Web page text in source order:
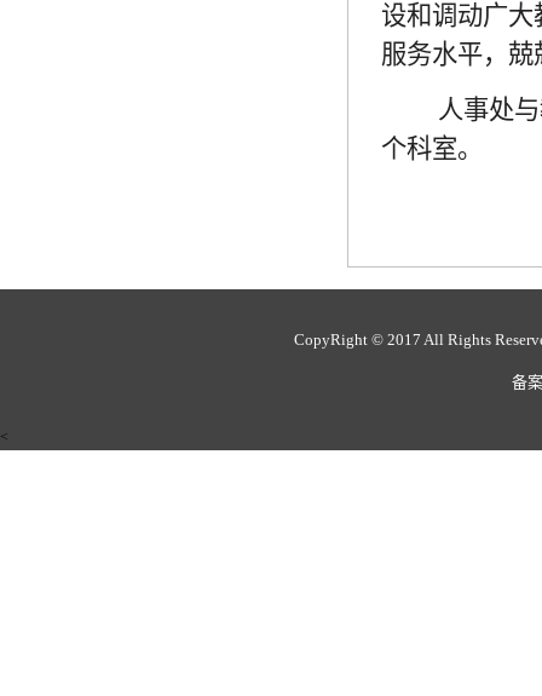
设和调动广
服务水平，
人事处
个科室。
CopyRight © 2017 All Rights
备
<